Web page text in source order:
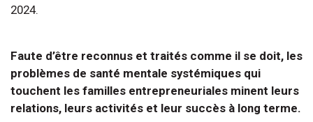
2024.
Faute d’être reconnus et traités comme il se doit, les
problèmes de santé mentale systémiques qui
touchent les familles entrepreneuriales minent leurs
relations, leurs activités et leur succès à long terme.